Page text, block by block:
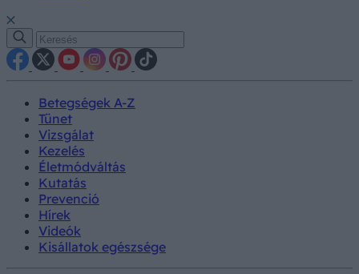
Betegségek A-Z
Tünet
Vizsgálat
Kezelés
Életmódváltás
Kutatás
Prevenció
Hírek
Videók
Kisállatok egészsége